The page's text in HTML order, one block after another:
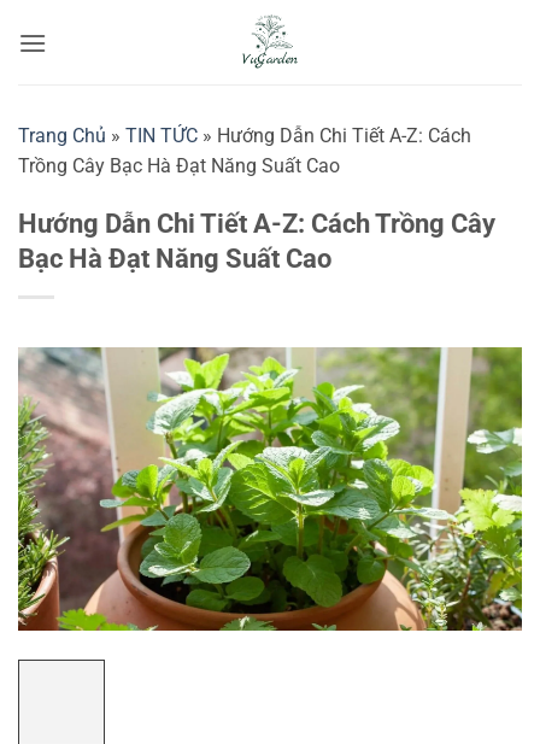
qua
Trang Chủ » TIN TỨC » Hướng Dẫn Chi Tiết A-Z: Cách
Trồng Cây Bạc Hà Đạt Năng Suất Cao
Hướng Dẫn Chi Tiết A-Z: Cách Trồng Cây
Bạc Hà Đạt Năng Suất Cao